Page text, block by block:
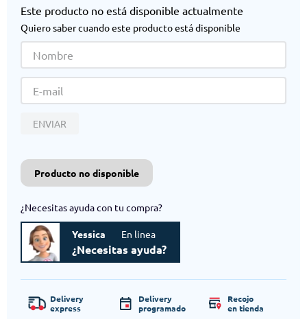
Este producto no está disponible actualmente
Quiero saber cuando este producto está disponible
ENVIAR
Producto no disponible
¿Necesitas ayuda con tu compra?
Yessica En linea
¿Necesitas ayuda?
Delivery
express
Delivery
programado
Recojo
en tienda